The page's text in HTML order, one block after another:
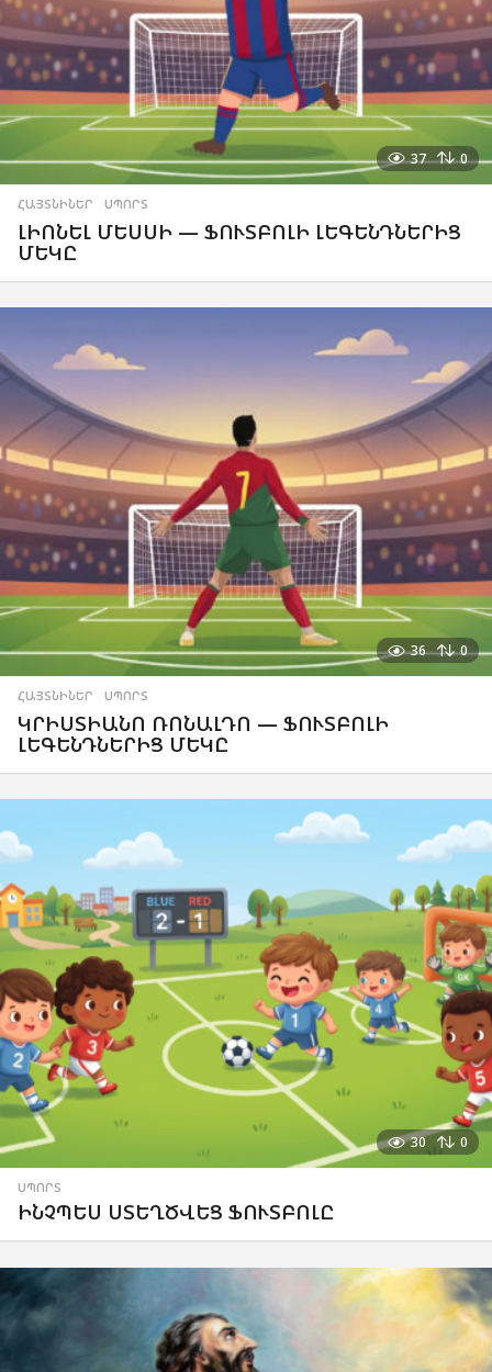
37 0
ՀԱՅՏՆԻՆԵՐ ,ՍՊՈՐՏ
ԼԻՈՆԵԼ ՄԵՍՍԻ — ՖՈՒՏԲՈԼԻ ԼԵԳԵՆԴՆԵՐԻՑ
ՄԵԿԸ
36 0
ՀԱՅՏՆԻՆԵՐ ,ՍՊՈՐՏ
ԿՐԻՍՏԻԱՆՈ ՌՈՆԱԼԴՈ — ՖՈՒՏԲՈԼԻ
ԼԵԳԵՆԴՆԵՐԻՑ ՄԵԿԸ
30 0
ՍՊՈՐՏ
ԻՆՉՊԵՍ ՍՏԵՂԾՎԵՑ ՖՈՒՏԲՈԼԸ